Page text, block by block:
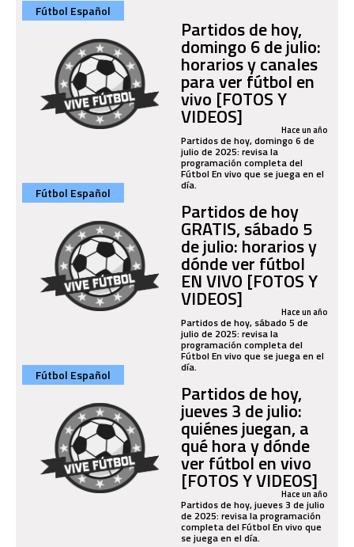
Fútbol Español
Partidos de hoy,
domingo 6 de julio:
horarios y canales
para ver fútbol en
vivo [FOTOS Y
VIDEOS] Hace un año
Partidos de hoy, domingo 6 de
julio de 2025: revisa la
programación completa del
Fútbol En vivo que se juega en el
día.
Fútbol Español
Partidos de hoy
GRATIS, sábado 5
de julio: horarios y
dónde ver fútbol
EN VIVO [FOTOS Y
VIDEOS] Hace un año
Partidos de hoy, sábado 5 de
julio de 2025: revisa la
programación completa del
Fútbol En vivo que se juega en el
día.
Fútbol Español
Partidos de hoy,
jueves 3 de julio:
quiénes juegan, a
qué hora y dónde
ver fútbol en vivo
[FOTOS Y VIDEOS]
Hace un año
Partidos de hoy, jueves 3 de julio
de 2025: revisa la programación
completa del Fútbol En vivo que
se juega en el día.